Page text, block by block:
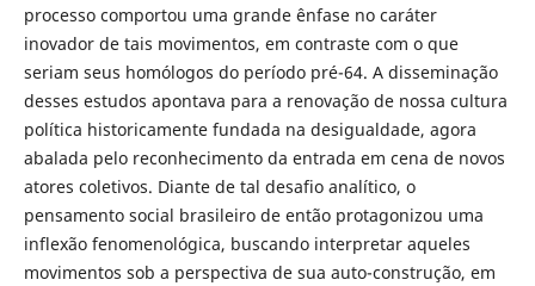
processo comportou uma grande ênfase no caráter
inovador de tais movimentos, em contraste com o que
seriam seus homólogos do período pré-64. A disseminação
desses estudos apontava para a renovação de nossa cultura
política historicamente fundada na desigualdade, agora
abalada pelo reconhecimento da entrada em cena de novos
atores coletivos. Diante de tal desafio analítico, o
pensamento social brasileiro de então protagonizou uma
inflexão fenomenológica, buscando interpretar aqueles
movimentos sob a perspectiva de sua auto-construção, em